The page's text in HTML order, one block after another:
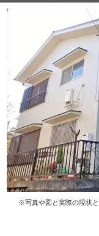
※写真や図と実際の現状